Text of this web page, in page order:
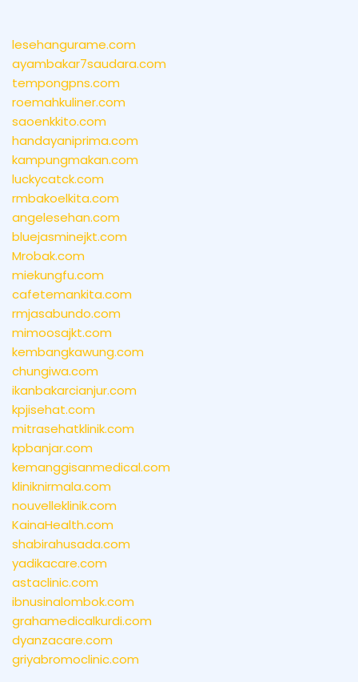
lesehangurame.com
ayambakar7saudara.com
tempongpns.com
roemahkuliner.com
saoenkkito.com
handayaniprima.com
kampungmakan.com
luckycatck.com
rmbakoelkita.com
angelesehan.com
bluejasminejkt.com
Mrobak.com
miekungfu.com
cafetemankita.com
rmjasabundo.com
mimoosajkt.com
kembangkawung.com
chungiwa.com
ikanbakarcianjur.com
kpjisehat.com
mitrasehatklinik.com
kpbanjar.com
kemanggisanmedical.com
kliniknirmala.com
nouvelleklinik.com
KainaHealth.com
shabirahusada.com
yadikacare.com
astaclinic.com
ibnusinalombok.com
grahamedicalkurdi.com
dyanzacare.com
griyabromoclinic.com